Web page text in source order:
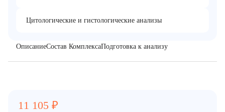
Цитологические и гистологические анализы
ОписаниеСостав КомплексаПодготовка к анализу
11 105 ₽